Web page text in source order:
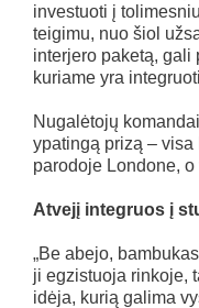
investuoti į
teigimu, nuo šiol
interjero paketą, gali
kuriame yra
Nugalėtojų
ypatingą prizą –
parodoje Londone,
Atvejį integruos į
„Be abejo,
ji egzistuoja rinkoje,
idėja, kurią galima